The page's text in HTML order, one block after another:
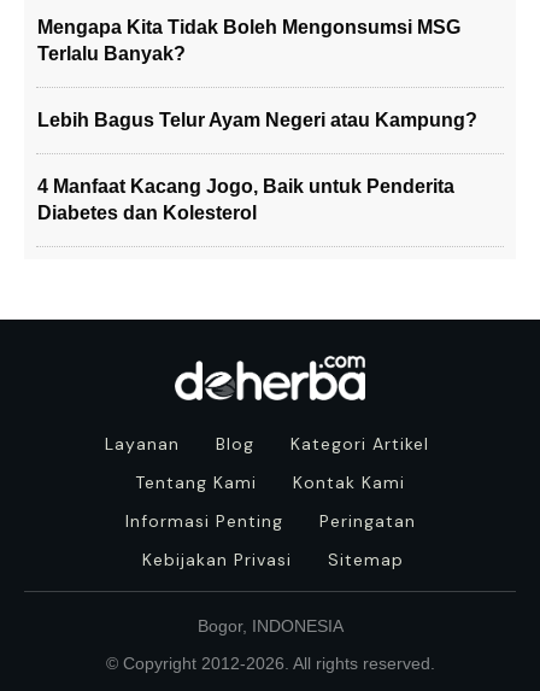
Mengapa Kita Tidak Boleh Mengonsumsi MSG
Terlalu Banyak?
Lebih Bagus Telur Ayam Negeri atau Kampung?
4 Manfaat Kacang Jogo, Baik untuk Penderita
Diabetes dan Kolesterol
Layanan Blog
Kategori Artikel
Tentang Kami
Kontak Kami
Informasi Penting
Peringatan
Kebijakan Privasi
Sitemap
Bogor, INDONESIA
© Copyright 2012-2026. All rights reserved.